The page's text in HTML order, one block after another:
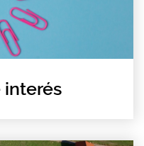
interés